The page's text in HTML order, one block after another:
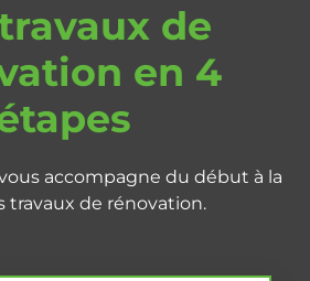
de
en 4
accompagne du début à la
travaux de rénovation.